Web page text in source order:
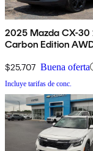
2025 Mazda CX-30
Carbon Edition
$25,707 Buena oferta
Incluye tarifas de conc.